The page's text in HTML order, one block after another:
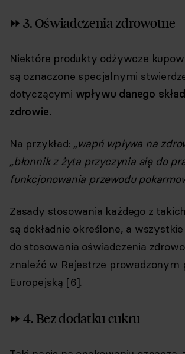
⏩ 3. Oświadczenia zdrowotne
Niektóre produkty odżywcze
są oznaczone specjalnymi
dotyczącymi wpływu danego
zdrowie.
Na przykład: „wapń wpływa na
„błonnik z żyta przyczynia się do
funkcjonowania przewodu
Zasady stosowania każdego z
są dokładnie określone, a
do stosowania oświadczenia
znaleźć w Rejestrze prowadzonym
Europejską [6].
⏩ 4. Bez dodatku cukru